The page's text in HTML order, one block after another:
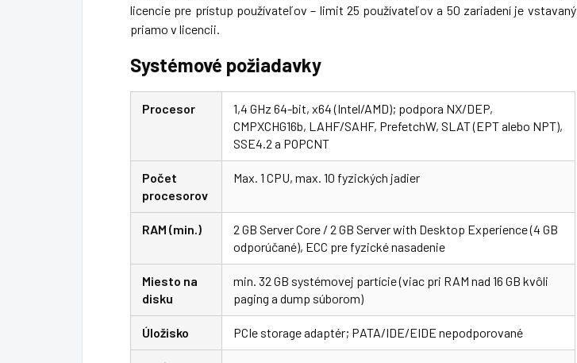
licencie pre prístup používateľov – limit 25 používateľov a 50 zariadení je vstavaný
priamo v licencii.
Systémové požiadavky
Procesor
1,4 GHz 64-bit, x64 (Intel/AMD); podpora NX/DEP,
CMPXCHG16b, LAHF/SAHF, PrefetchW, SLAT (EPT alebo NPT),
SSE4.2 a POPCNT
Počet
procesorov
Max. 1 CPU, max. 10 fyzických jadier
RAM (min.)
2 GB Server Core / 2 GB Server with Desktop Experience (4 GB
odporúčané), ECC pre fyzické nasadenie
Miesto na
disku
min. 32 GB systémovej partície (viac pri RAM nad 16 GB kvôli
paging a dump súborom)
Úložisko PCIe storage adaptér; PATA/IDE/EIDE nepodporované